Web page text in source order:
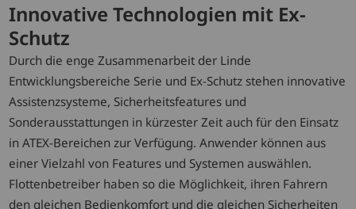
Innovative Technologien mit Ex-
Schutz
Durch die enge Zusammenarbeit der Linde
Entwicklungsbereiche Serie und Ex-Schutz stehen innovative
Assistenzsysteme, Sicherheitsfeatures und
Sonderausstattungen in kürzester Zeit auch für den Einsatz
in ATEX-Bereichen zur Verfügung. Anwender können aus
einer Vielzahl von Features und Systemen auswählen.
Flottenbetreiber haben so die Möglichkeit, ihren Fahrern
den gleichen Bedienkomfort und die gleichen Sicherheiten